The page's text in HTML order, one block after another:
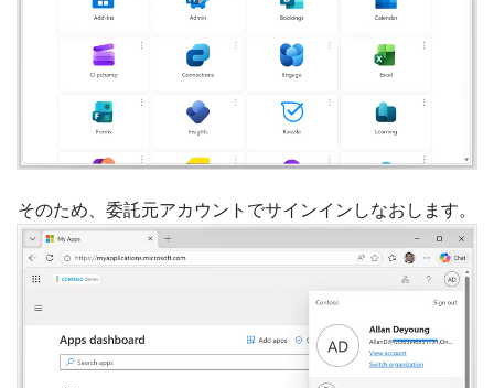
そのため、委託元アカウントでサインインしなおします。